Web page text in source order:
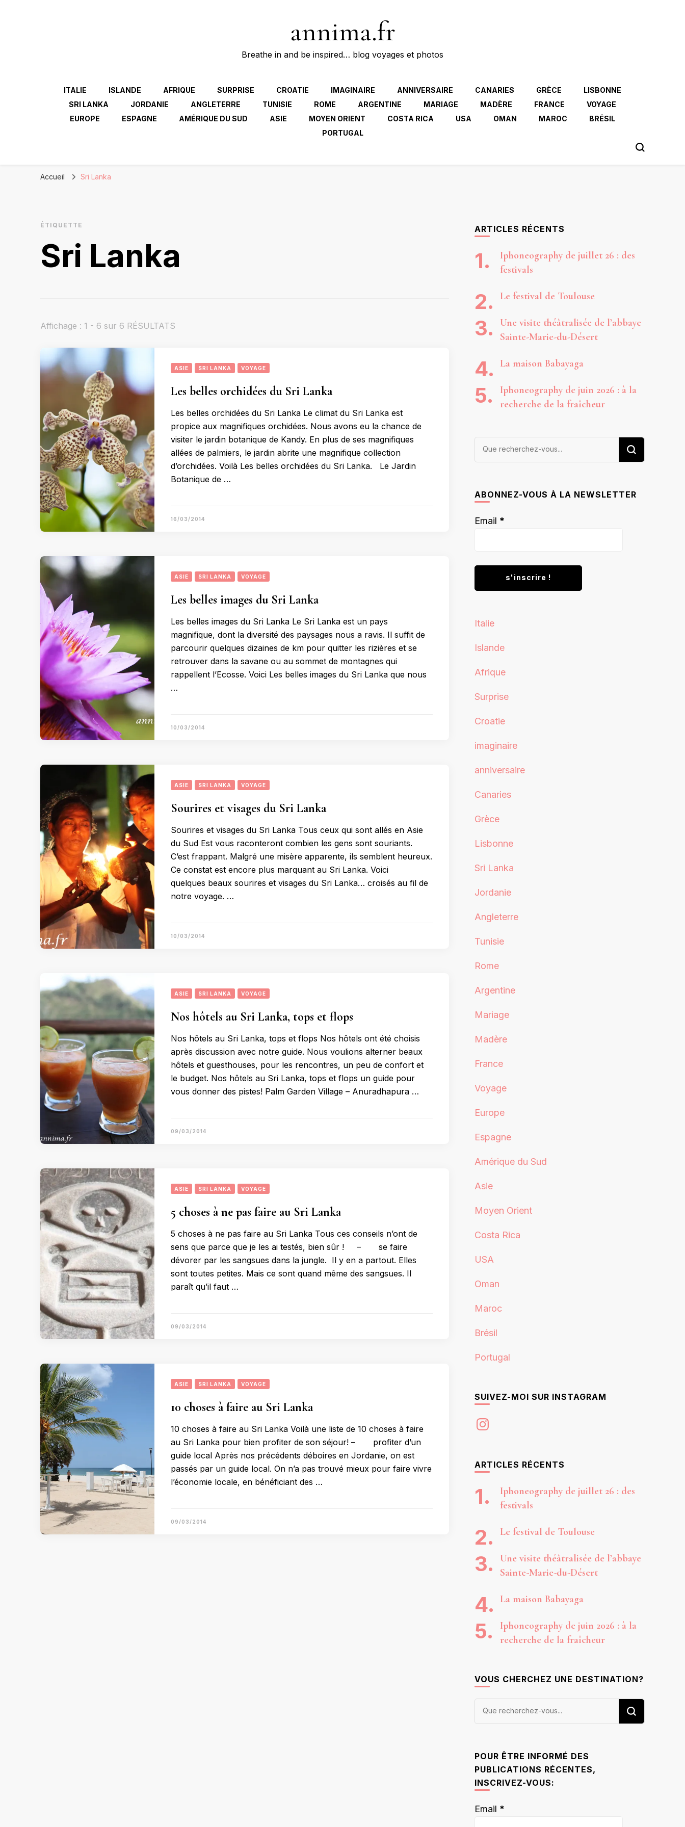
annima.fr
Breathe in and be inspired… blog voyages et photos
ITALIE ISLANDE AFRIQUE SURPRISE CROATIE IMAGINAIRE ANNIVERSAIRE CANARIES GRÈCE
LISBONNE
SRI LANKA
JORDANIE ANGLETERRE TUNISIE ROME ARGENTINE MARIAGE MADÈRE FRANCE
VOYAGE
EUROPE
ESPAGNE AMÉRIQUE DU SUD ASIE MOYEN ORIENT COSTA RICA USA OMAN MAROC
BRÉSIL
PORTUGAL
Accueil Sri Lanka
ÉTIQUETTE
Sri Lanka
Affichage : 1 - 6 sur 6 RÉSULTATS
ASIE SRI LANKA VOYAGE
Les belles orchidées du Sri Lanka
Les belles orchidées du Sri Lanka Le climat du Sri Lanka est
propice aux magnifiques orchidées. Nous avons eu la chance de
visiter le jardin botanique de Kandy. En plus de ses magnifiques
allées de palmiers, le jardin abrite une magnifique collection
d’orchidées. Voilà Les belles orchidées du Sri Lanka. Le Jardin
Botanique de …
16/03/2014
ASIE SRI LANKA VOYAGE
Les belles images du Sri Lanka
Les belles images du Sri Lanka Le Sri Lanka est un pays
magnifique, dont la diversité des paysages nous a ravis. Il suffit de
parcourir quelques dizaines de km pour quitter les rizières et se
retrouver dans la savane ou au sommet de montagnes qui
rappellent l’Ecosse. Voici Les belles images du Sri Lanka que nous
…
10/03/2014
ASIE SRI LANKA VOYAGE
Sourires et visages du Sri Lanka
Sourires et visages du Sri Lanka Tous ceux qui sont allés en Asie
du Sud Est vous raconteront combien les gens sont souriants.
C’est frappant. Malgré une misère apparente, ils semblent heureux.
Ce constat est encore plus marquant au Sri Lanka. Voici
quelques beaux sourires et visages du Sri Lanka… croisés au fil de
notre voyage. …
10/03/2014
ASIE SRI LANKA VOYAGE
Nos hôtels au Sri Lanka, tops et flops
Nos hôtels au Sri Lanka, tops et flops Nos hôtels ont été choisis
après discussion avec notre guide. Nous voulions alterner beaux
hôtels et guesthouses, pour les rencontres, un peu de confort et
le budget. Nos hôtels au Sri Lanka, tops et flops un guide pour
vous donner des pistes! Palm Garden Village – Anuradhapura …
09/03/2014
ASIE SRI LANKA VOYAGE
5 choses à ne pas faire au Sri Lanka
5 choses à ne pas faire au Sri Lanka Tous ces conseils n’ont de
sens que parce que je les ai testés, bien sûr ! – se faire
dévorer par les sangsues dans la jungle. Il y en a partout. Elles
sont toutes petites. Mais ce sont quand même des sangsues. Il
paraît qu’il faut …
09/03/2014
ASIE SRI LANKA VOYAGE
10 choses à faire au Sri Lanka
10 choses à faire au Sri Lanka Voilà une liste de 10 choses à faire
au Sri Lanka pour bien profiter de son séjour! – profiter d’un
guide local Après nos précédents déboires en Jordanie, on est
passés par un guide local. On n’a pas trouvé mieux pour faire vivre
l’économie locale, en bénéficiant des …
09/03/2014
ARTICLES RÉCENTS
Iphoneography de juillet 26 : des
festivals
Le festival de Toulouse
Une visite théâtralisée de l’abbaye
Sainte-Marie-du-Désert
La maison Babayaga
Iphoneography de juin 2026 : à la
recherche de la fraîcheur
Vous
ABONNEZ-VOUS À LA NEWSLETTER
Email *
Italie
Islande
Afrique
Surprise
Croatie
imaginaire
anniversaire
Canaries
Grèce
Lisbonne
Sri Lanka
Jordanie
Angleterre
Tunisie
Rome
Argentine
Mariage
Madère
France
Voyage
Europe
Espagne
Amérique du Sud
Asie
Moyen Orient
Costa Rica
USA
Oman
Maroc
Brésil
Portugal
SUIVEZ-MOI SUR INSTAGRAM
Instagram
ARTICLES RÉCENTS
Iphoneography de juillet 26 : des
festivals
Le festival de Toulouse
Une visite théâtralisée de l’abbaye
Sainte-Marie-du-Désert
La maison Babayaga
Iphoneography de juin 2026 : à la
recherche de la fraîcheur
VOUS CHERCHEZ UNE DESTINATION?
Vous
POUR ÊTRE INFORMÉ DES
PUBLICATIONS RÉCENTES,
INSCRIVEZ-VOUS:
Email *